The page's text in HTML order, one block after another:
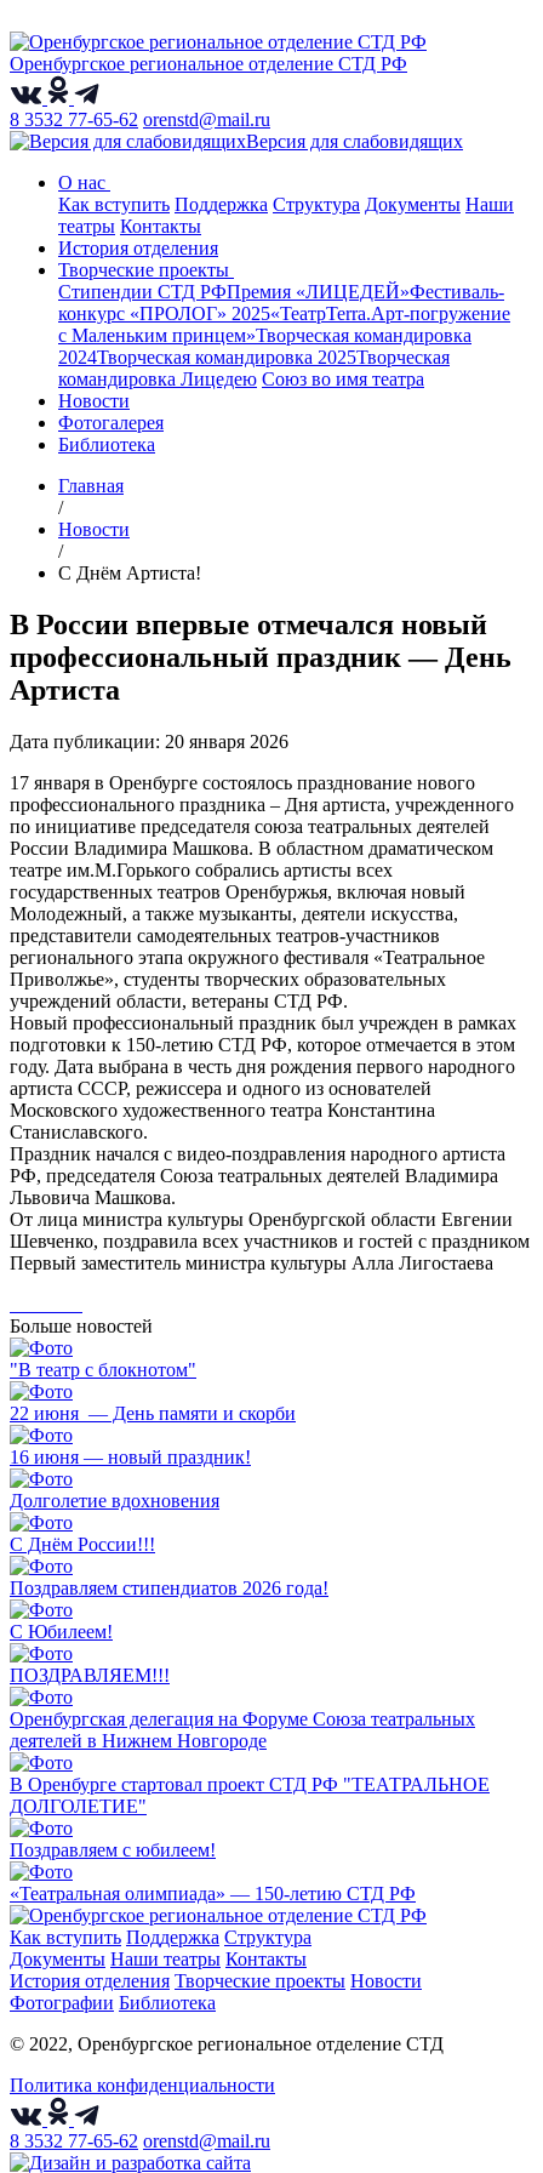
Оренбургское региональное отделение СТД РФ
8 3532 77-65-62 orenstd@mail.ru
Версия для слабовидящих
О нас
Как вступить Поддержка Структура Документы Наши
театры Контакты
История отделения
Творческие проекты
Стипендии СТД РФПремия «ЛИЦЕДЕЙ»Фестиваль-
конкурс «ПРОЛОГ» 2025«ТеатрТеrra.Арт-погружение
с Маленьким принцем»Творческая командировка
2024Творческая командировка 2025Творческая
командировка Лицедею Союз во имя театра
Новости
Фотогалерея
Библиотека
Главная
/
Новости
/
С Днём Артиста!
В России впервые отмечался новый
профессиональный праздник — День
Артиста
Дата публикации: 20 января 2026
17 января в Оренбурге состоялось празднование нового
профессионального праздника – Дня артиста, учрежденного
по инициативе председателя союза театральных деятелей
России Владимира Машкова. В областном драматическом
театре им.М.Горького собрались артисты всех
государственных театров Оренбуржья, включая новый
Молодежный, а также музыканты, деятели искусства,
представители самодеятельных театров-участников
регионального этапа окружного фестиваля «Театральное
Приволжье», студенты творческих образовательных
учреждений области, ветераны СТД РФ.
Новый профессиональный праздник был учрежден в рамках
подготовки к 150-летию СТД РФ, которое отмечается в этом
году. Дата выбрана в честь дня рождения первого народного
артиста СССР, режиссера и одного из основателей
Московского художественного театра Константина
Станиславского.
Праздник начался с видео-поздравления народного артиста
РФ, председателя Союза театральных деятелей Владимира
Львовича Машкова.
От лица министра культуры Оренбургской области Евгении
Шевченко, поздравила всех участников и гостей с праздником
Первый заместитель министра культуры Алла Лигостаева
Больше новостей
"В театр с блокнотом"
22 июня — День памяти и скорби
16 июня — новый праздник!
Долголетие вдохновения
С Днём России!!!
Поздравляем стипендиатов 2026 года!
С Юбилеем!
ПОЗДРАВЛЯЕМ!!!
Оренбургская делегация на Форуме Союза театральных
деятелей в Нижнем Новгороде
В Оренбурге стартовал проект СТД РФ "ТЕАТРАЛЬНОЕ
ДОЛГОЛЕТИЕ"
Поздравляем с юбилеем!
«Театральная олимпиада» — 150-летию СТД РФ
Как вступить Поддержка Структура
Документы Наши театры Контакты
История отделения Творческие проекты Новости
Фотографии Библиотека
© 2022, Оренбургское региональное отделение СТД
Политика конфиденциальности
8 3532 77-65-62 orenstd@mail.ru